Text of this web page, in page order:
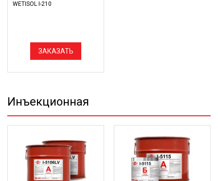
WETISOL I-210
ЗАКАЗАТЬ
Инъекционная